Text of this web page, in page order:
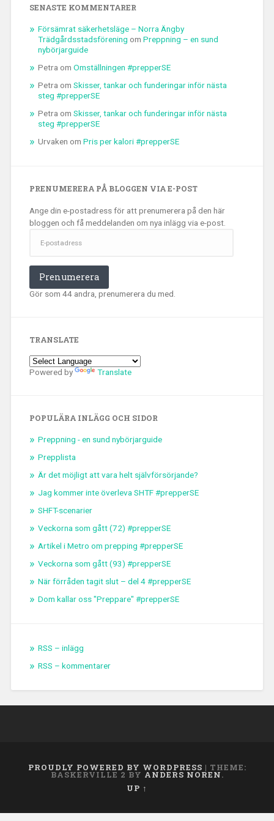
SENASTE KOMMENTARER
Försämrat säkerhetsläge – Norra Ängby
Trädgårdsstadsförening om Preppning – en sund
nybörjarguide
Petra om Omställningen #prepperSE
Petra om Skisser, tankar och funderingar inför nästa
steg #prepperSE
Petra om Skisser, tankar och funderingar inför nästa
steg #prepperSE
Urvaken om Pris per kalori #prepperSE
PRENUMERERA PÅ BLOGGEN VIA E-POST
Ange din e-postadress för att prenumerera på den här
bloggen och få meddelanden om nya inlägg via e-post.
postadress
Prenumerera
Gör som 44 andra, prenumerera du med.
TRANSLATE
Powered by Translate
POPULÄRA INLÄGG OCH SIDOR
Preppning - en sund nybörjarguide
Prepplista
Är det möjligt att vara helt självförsörjande?
Jag kommer inte överleva SHTF #prepperSE
SHFT-scenarier
Veckorna som gått (72) #prepperSE
Artikel i Metro om prepping #prepperSE
Veckorna som gått (93) #prepperSE
När förråden tagit slut – del 4 #prepperSE
Dom kallar oss "Preppare" #prepperSE
RSS – inlägg
RSS – kommentarer
PROUDLY POWERED BY WORDPRESS | THEME:
BASKERVILLE 2 BY ANDERS NOREN.
UP ↑